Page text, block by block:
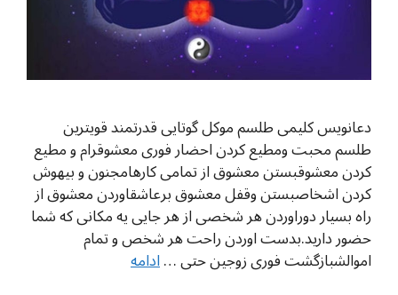
دعانویس کلیمی طلسم موکل گوتایی قدرتمند قویترین
طلسم محبت ومطیع کردن احضار فوری معشوقرام و مطیع
کردن معشوقبستن معشوق از تمامی کارهامجنون و بیهوش
کردن اشخاصبستن وقفل معشوق برعاشقاوردن معشوق از
راه بسیار دوراوردن هر شخصی از هر جایی یه مکانی که شما
حضور دارید.بدست اوردن راحت هر شخص و تمام
اموالشبازگشت فوری زوجین حتی …ادامه